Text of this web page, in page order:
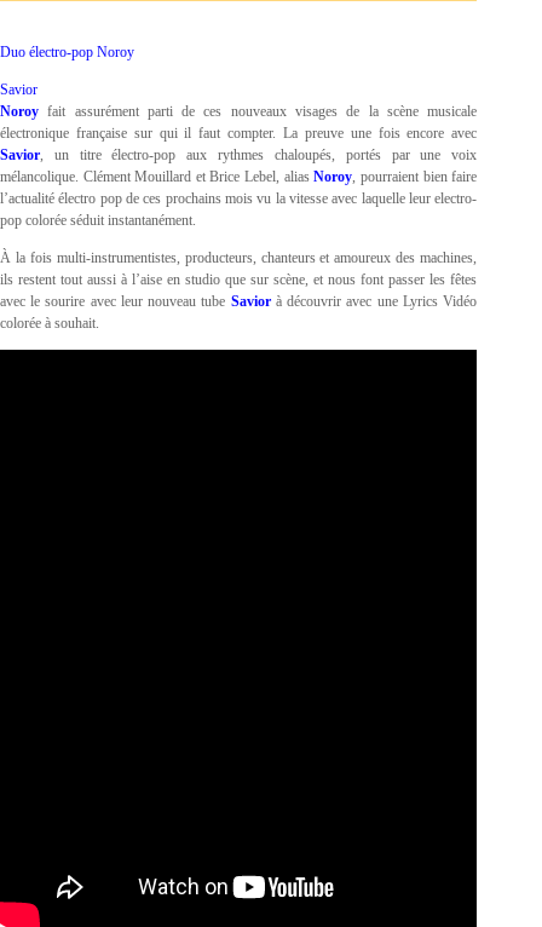
Duo électro-pop Noroy
Savior
Noroy fait assurément parti de ces nouveaux visages de la scène musicale
électronique française sur qui il faut compter. La preuve une fois encore avec
Savior, un titre électro-pop aux rythmes chaloupés, portés par une voix
mélancolique. Clément Mouillard et Brice Lebel, aliasNoroy, pourraient bien faire
l’actualité électro pop de ces prochains mois vu la vitesse avec laquelle leur electro-
pop colorée séduit instantanément.
À la fois multi-instrumentistes, producteurs, chanteurs et amoureux des machines,
ils restent tout aussi à l’aise en studio que sur scène, et nous font passer les fêtes
avec le sourire avec leur nouveau tube Saviorà découvrir avec une Lyrics Vidéo
colorée à souhait.